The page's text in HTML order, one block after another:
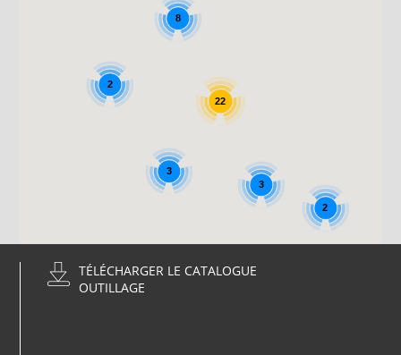
2
22
2
3
3
8
TÉLÉCHARGER LE CATALOGUE
OUTILLAGE